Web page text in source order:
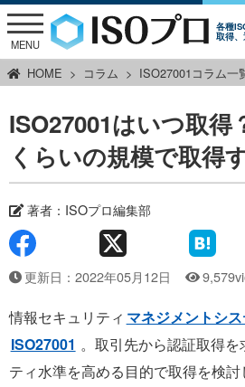
各種
取得
MENU
HOME コラム ISO27001コラム一
ISO27001はいつ取得
くらいの規模で取得
著者： ISOプロ編集部
更新日：2022年05月12日
情報セキュリティ マネジメントシ
ISO27001 。取引先から認証取得を
ティ水準を高める目的で取得を検